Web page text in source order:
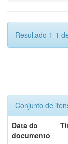
Resultado 1-1
Conjunto de
Data do
documento